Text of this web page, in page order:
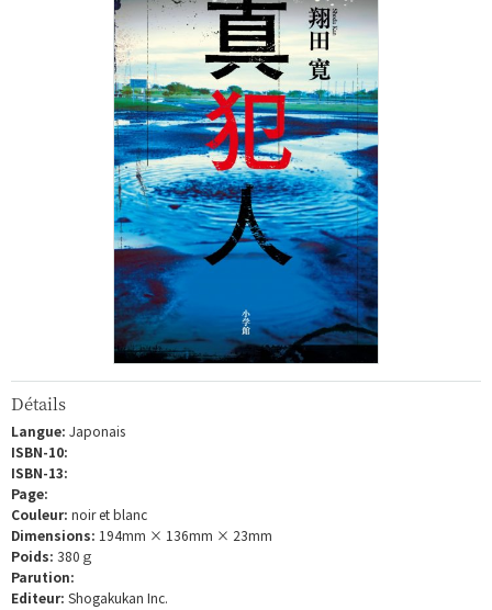
Détails
Langue: Japonais
ISBN-10:
ISBN-13:
Page:
Couleur: noir et blanc
Dimensions: 194mm × 136mm × 23mm
Poids: 380ｇ
Parution:
Editeur: Shogakukan Inc.